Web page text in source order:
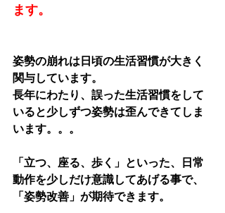
ます。
姿勢の崩れは日頃の生活習慣が大きく
関与しています。
長年にわたり、誤った生活習慣をして
いると少しずつ姿勢は歪んできてしま
います。。。
「立つ、座る、歩く」といった、日常
動作を少しだけ意識してあげる事で、
「姿勢改善」が期待できます。